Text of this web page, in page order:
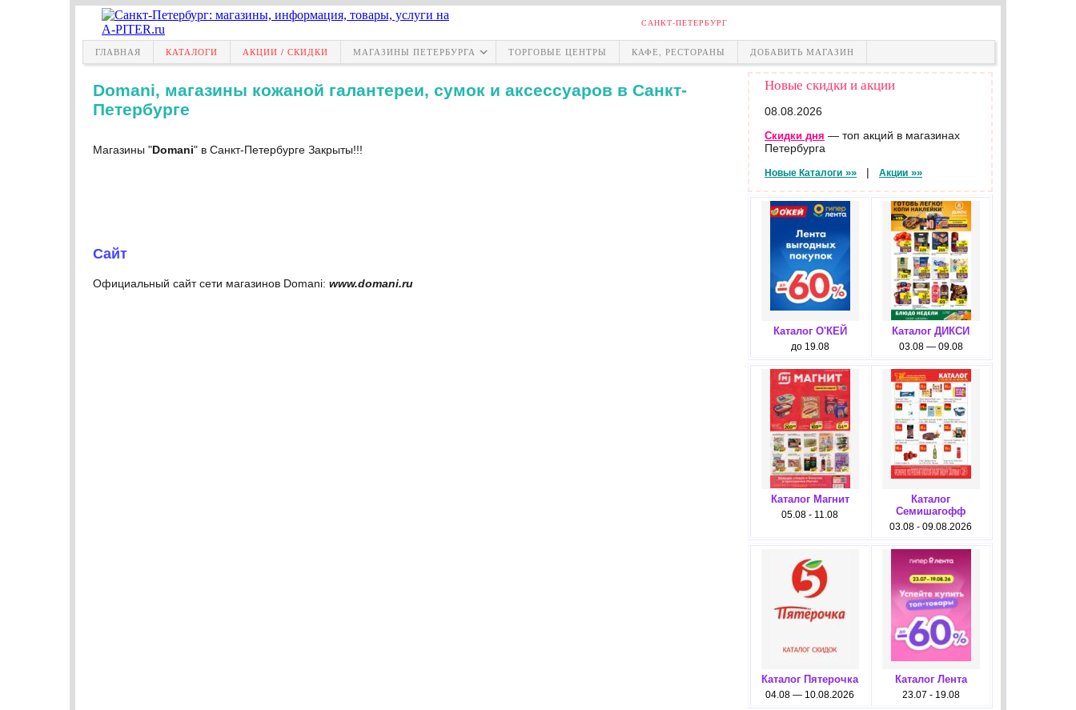
САНКТ-ПЕТЕРБУРГ
ГЛАВНАЯ КАТАЛОГИ АКЦИИ / СКИДКИ МАГАЗИНЫ ПЕТЕРБУРГА ТОРГОВЫЕ ЦЕНТРЫ КАФЕ, РЕСТОРАНЫ ДОБАВИТЬ МАГАЗИН
Domani, магазины кожаной галантереи, сумок и аксессуаров в Санкт-
Петербурге
Магазины "Domani" в Санкт-Петербурге Закрыты!!!
Сайт
Официальный cайт сети магазинов Domani: www.domani.ru
Новые скидки и акции
08.08.2026
Скидки дня — топ акций в магазинах
Петербурга
Новые Каталоги »» | Акции »»
Каталог О'КЕЙ
до 19.08
Каталог ДИКСИ
03.08 — 09.08
Каталог Магнит
05.08 - 11.08
Каталог
Семишагофф
03.08 - 09.08.2026
Каталог Пятерочка
04.08 — 10.08.2026
Каталог Лента
23.07 - 19.08